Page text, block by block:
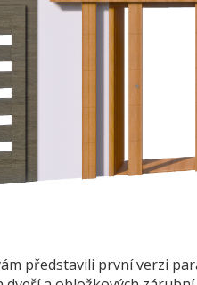
představili první verzi